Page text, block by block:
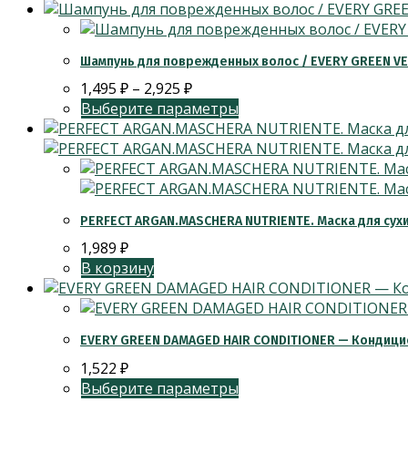
Шампунь для поврежденных волос / EVERY GREEN
1,495 ₽ – 2,925 ₽
Выберите параметры
PERFECT ARGAN.MASCHERA NUTRIENTE. Маска для
1,989 ₽
В корзину
EVERY GREEN DAMAGED HAIR CONDITIONER —
1,522 ₽
Выберите параметры